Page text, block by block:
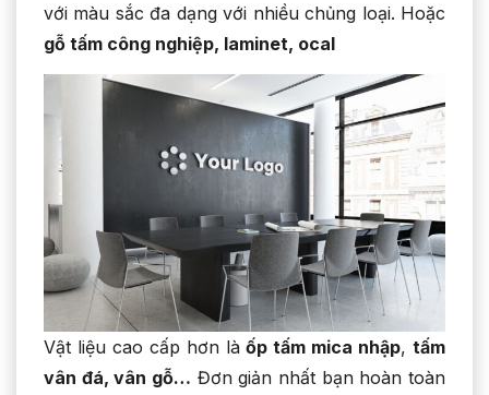
với màu sắc đa dạng với nhiều chủng loại. Hoặc
gỗ tấm công nghiệp, laminet, ocal
Vật liệu cao cấp hơn làốp tấm mica nhập,tấm
vân đá, vân gỗ… Đơn giản nhất bạn hoàn toàn